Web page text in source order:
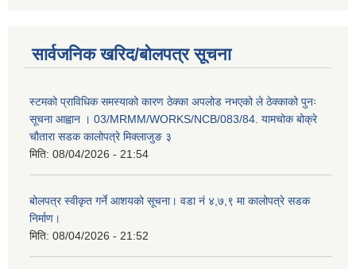
सार्वजनिक खरिद/बोलपत्र सूचना
स्टमको प्राविधिक समस्याको कारण ठेक्का अपलोड नभएको ले ठेक्काको पुनः
सूचना आह्वान । 03/MRMM/WORKS/NCB/083/84. यामचोक बोक्रे
चौतारा सडक कालोपत्रे मिक्लाजुङ ३
मिति: 08/04/2026 - 21:54
बोलपत्र स्वीकृत गर्ने आशयको सूचना। वडा नं ४,७,९ मा कालोपत्रे सडक
निर्माण।
मिति: 08/04/2026 - 21:52